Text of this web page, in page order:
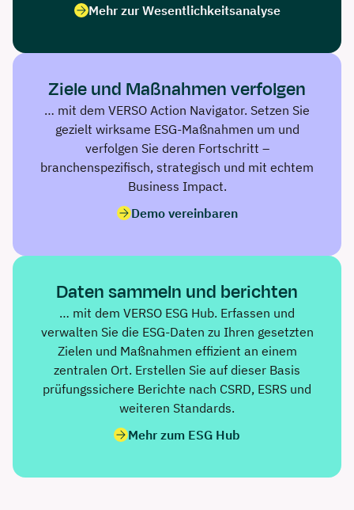
Mehr zur Wesentlichkeitsanalyse
Ziele und Maßnahmen verfolgen
… mit dem VERSO Action Navigator. Setzen Sie
gezielt wirksame ESG-Maßnahmen um und
verfolgen Sie deren Fortschritt –
branchenspezifisch, strategisch und mit echtem
Business Impact.
Demo vereinbaren
Daten sammeln und berichten
… mit dem VERSO ESG Hub. Erfassen und
verwalten Sie die ESG-Daten zu Ihren gesetzten
Zielen und Maßnahmen effizient an einem
zentralen Ort. Erstellen Sie auf dieser Basis
prüfungssichere Berichte nach CSRD, ESRS und
weiteren Standards.
Mehr zum ESG Hub